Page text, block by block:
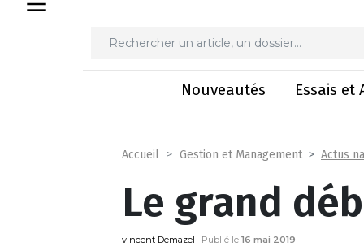
Nouveautés Essais et
Accueil Gestion et Management Actus
Le grand
vincent Demazel Publié le 16 mai 2019